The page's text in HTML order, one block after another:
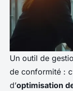
Un outil de
de conformité :
d’optimisation